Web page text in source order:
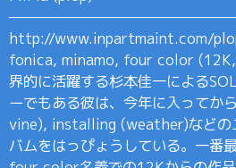
http://www.inpartmaint.com/
fonica, minamo, four color
界的に活躍する杉本佳一による
ーでもある彼は、今年に入ってか
vine), installing (weather)などの
バムをはっぴょうしている。一番